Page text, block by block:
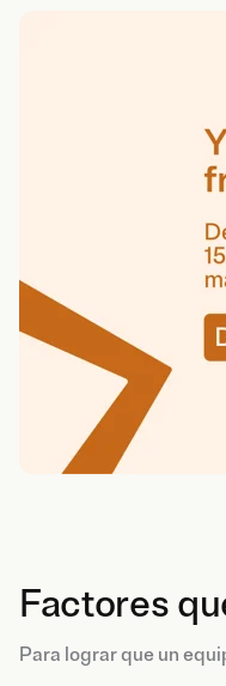
Factores
Para lograr que un